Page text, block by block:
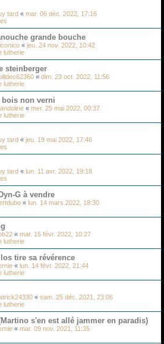
tard « mar. 06 déc. 2022, 17:16
grande bouche
« jeu. 24 nov. 2022, 10:42
lutherie
steinberger
« dim. 23 oct. 2022, 11:56
lutherie
non verni
« mer. 25 mai 2022, 00:37
lutherie
tard « jeu. 19 mai 2022, 17:46
tard « lun. 11 avr. 2022, 19:18
G à vendre
« lun. 14 mars 2022, 18:30
« mar. 15 févr. 2022, 10:27
lutherie
tire sa révérence
« lun. 14 févr. 2022, 21:44
lutherie
« sam. 25 déc. 2021, 23:06
lutherie
s'en est allé jammer en paradis)
« mar. 09 nov. 2021, 11:35